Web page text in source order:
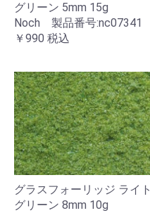
グリーン 5mm 15g
Noch 製品番号:nc07341
￥990 税込
グラスフォーリッジ ライト
グリーン 8mm 10g